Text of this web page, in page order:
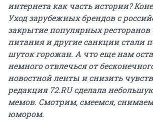
интернета как часть истории?
Уход зарубежных брендов с
закрытие популярных ресторанов
питания и другие санкции стали
шуток горожан. А что еще нам
немного отвлечься от
новостной ленты и снизить
редакция 72.RU сделала
мемов. Смотрим, смеемся, снимаем
юмором.